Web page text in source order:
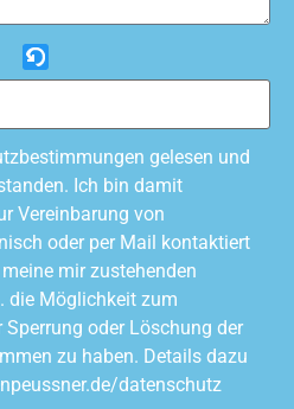
gelesen und
Ich bin damit
Vereinbarung von
oder per Mail kontaktiert
mir zustehenden
die Möglichkeit zum
oder Löschung der
zu haben. Details dazu
datenschutz